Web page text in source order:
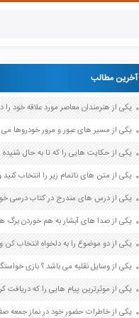
آخرین مطالب
یکی از وسایل نقلیه می باشد ؟ بازی